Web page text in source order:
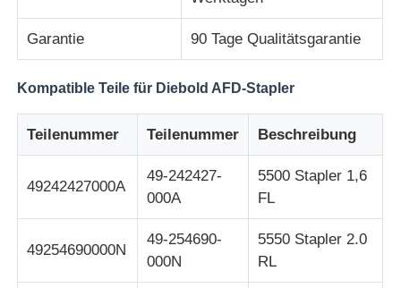
Ersatzteile für Wincor-Geldautomaten
Fujitsu Geldautomaten-Teile
Hitachi-Geldautomaten-Teile
Garantie 90 Tage Qualitätsgarantie
Kompatible Teile für Diebold AFD-Stapler
Teilenummer Teilenummer Beschreibung
49242427000A
49-242427-
000A
5500 Stapler 1,6
FL
49254690000N
49-254690-
000N
5550 Stapler 2.0
RL